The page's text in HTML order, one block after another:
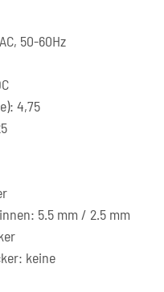
50-60Hz
4,75
5.5 mm / 2.5 mm
keine